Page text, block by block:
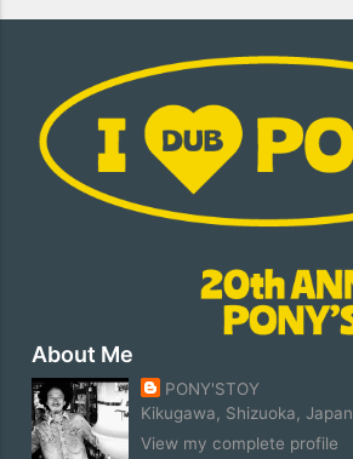
About Me
PONY'STOY
Kikugawa, Shizuoka, Japan
View my complete profile